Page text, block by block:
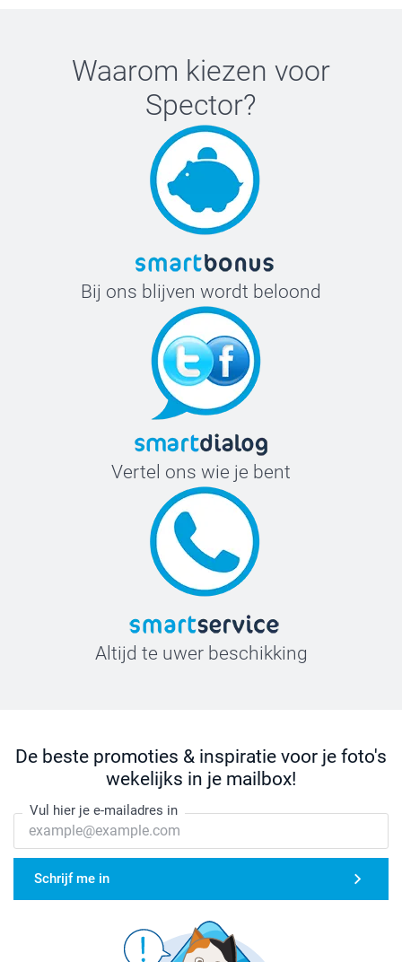
Fles uit roestvrij staal
Fles met bamboe dop
Waarom kiezen voor
Spector?
Bij ons blijven wordt beloond
Vertel ons wie je bent
Altijd te uwer beschikking
De beste promoties & inspiratie voor je foto's
wekelijks in je mailbox!
Vul hier je e-mailadres in
Schrijf me in